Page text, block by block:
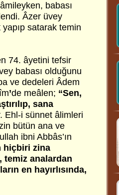
babası
Âzer üvey
satarak temin
74. âyetini tefsir
babası olduğunu
ve dedeleri Âdem
’de meâlen; “Sen,
sana
Ehl-i sünnet âlimleri
bütün ana ve
ibni Abbâs’ın
hiçbiri zina
temiz analardan
en hayırlısında,